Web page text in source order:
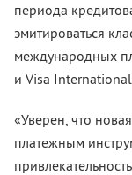
периода
эмитироваться
международных
и Visa
«Уверен, что
платежным